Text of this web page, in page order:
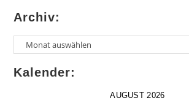
Archiv:
Kalender:
AUGUST 2026